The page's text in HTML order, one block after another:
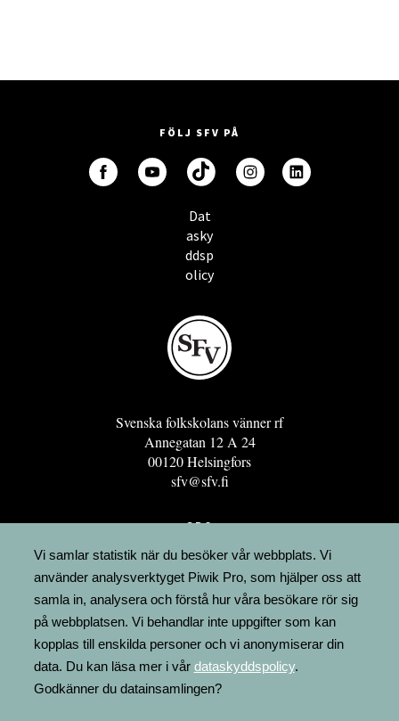
FÖLJ SFV PÅ
Dat
asky
ddsp
olicy
Svenska folkskolans vänner rf
Annegatan 12 A 24
00120 Helsingfors
sfv@sfv.fi
GRO
FÖRENINGSRESURSEN
MINNESRUNOR.FI
UPPSLAGSVERKET FINLAND
LÄGENHETER
FAKTURERING
Vi samlar statistik när du besöker vår webbplats. Vi
använder analysverktyget Piwik Pro, som hjälper oss att
samla in, analysera och förstå hur våra besökare rör sig
på webbplatsen. Vi behandlar inte uppgifter som kan
kopplas till enskilda personer och vi anonymiserar din
data. Du kan läsa mer i vår dataskyddspolicy.
Godkänner du datainsamlingen?